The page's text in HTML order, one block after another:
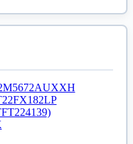
fost:
49,00 lei.